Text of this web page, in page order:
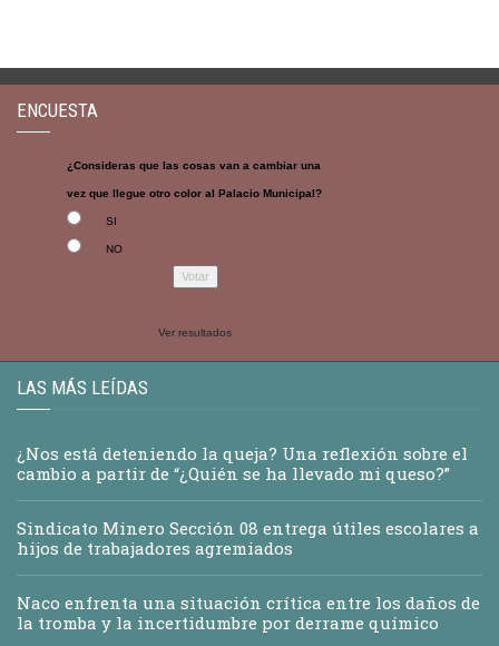
ENCUESTA
¿Consideras que las cosas van a cambiar una
vez que llegue otro color al Palacio Municipal?
SI
NO
Ver resultados
LAS MÁS LEÍDAS
¿Nos está deteniendo la queja? Una reflexión sobre el
cambio a partir de “¿Quién se ha llevado mi queso?”
Sindicato Minero Sección 08 entrega útiles escolares a
hijos de trabajadores agremiados
Naco enfrenta una situación crítica entre los daños de
la tromba y la incertidumbre por derrame químico